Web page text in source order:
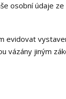
osobní údaje
evidovat
jiným